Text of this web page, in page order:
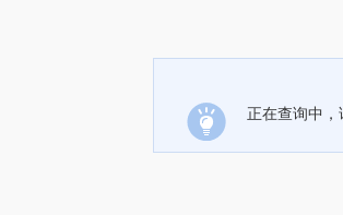
正在查询中，